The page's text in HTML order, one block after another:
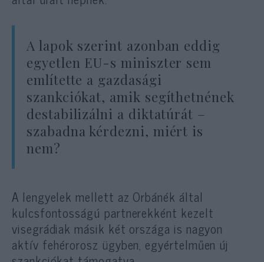
A lapok szerint azonban eddig
egyetlen EU-s miniszter sem
említette a gazdasági
szankciókat, amik segíthetnének
destabilizálni a diktatúrát –
szabadna kérdezni, miért is
nem?
A lengyelek mellett az Orbánék által
kulcsfontosságú partnerekként kezelt
visegrádiak másik két országa is nagyon
aktív fehérorosz ügyben, egyértelműen új